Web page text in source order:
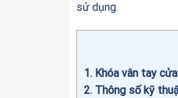
sử dụng.
1 Khóa vân tay
2Thông số kỹ